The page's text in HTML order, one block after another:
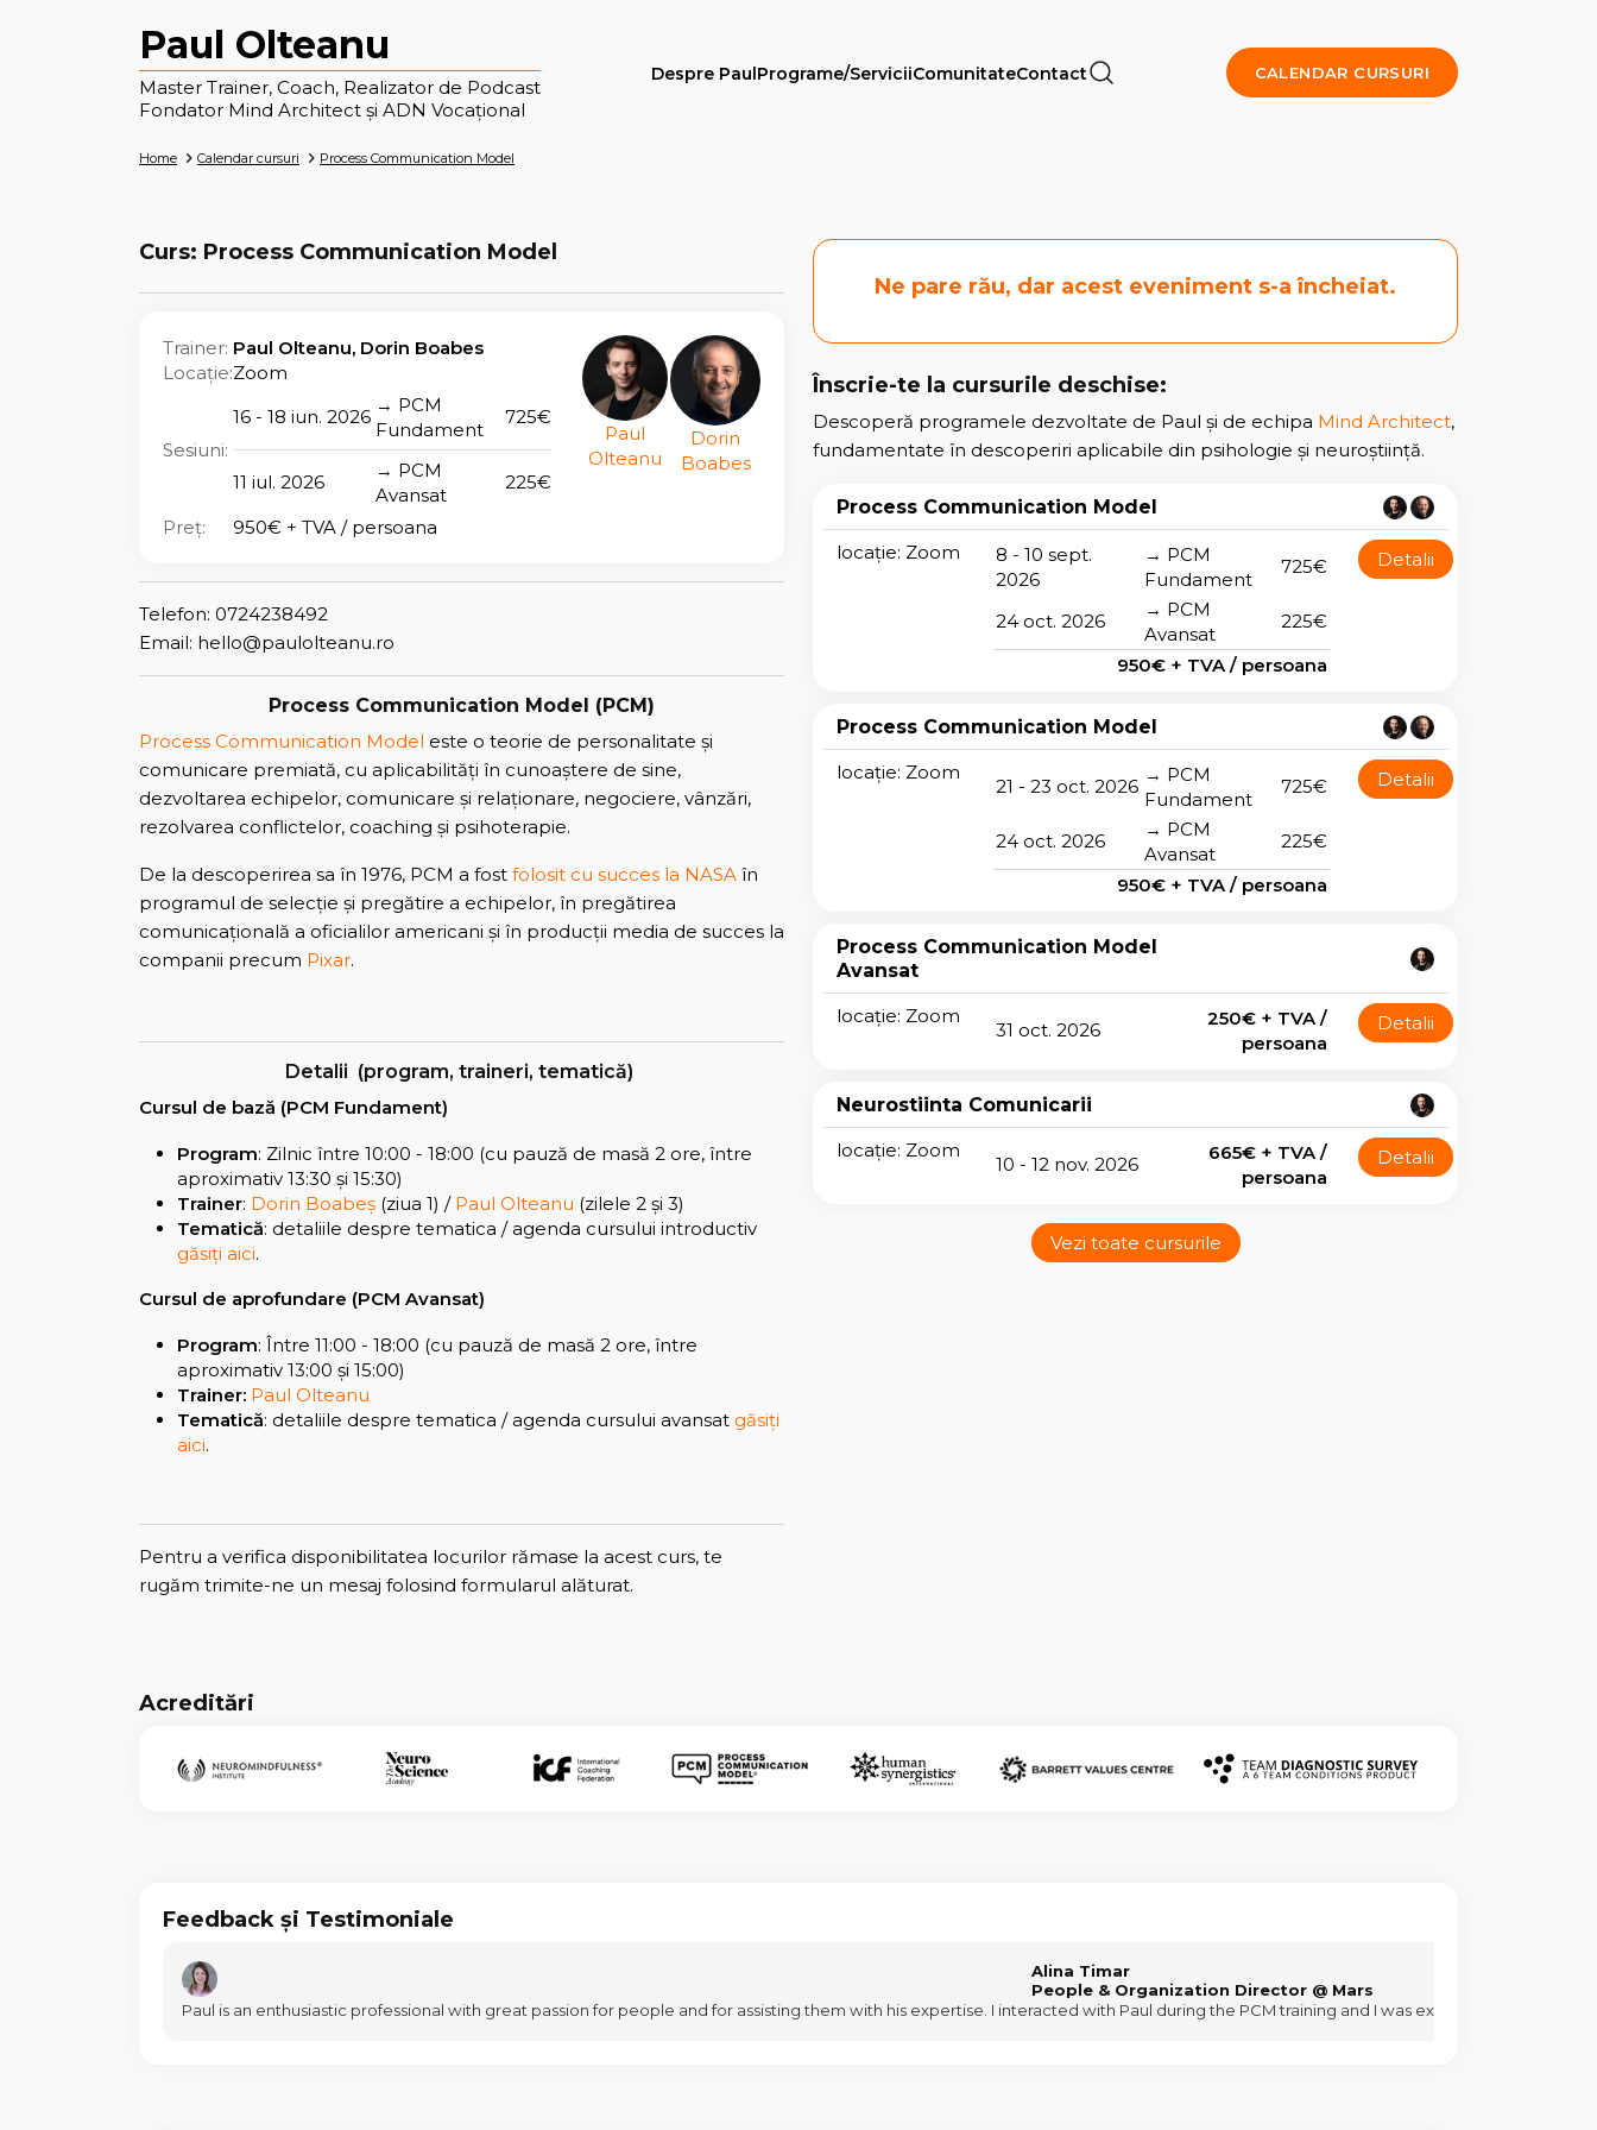
Paul Olteanu
Master Trainer, Coach, Realizator de Podcast
Fondator Mind Architect și ADN Vocațional
Despre PaulPrograme/ServiciiComunitateContact CALENDAR CURSURI
Home Calendar cursuri Process Communication Model
Curs: Process Communication Model
Trainer: Paul Olteanu, Dorin Boabes
Locație:Zoom
Sesiuni:
16 - 18 iun. 2026
→ PCM
Fundament
725€
11 iul. 2026
→ PCM
Avansat
225€
Preț:
950€ + TVA / persoana
Paul
Olteanu
Dorin
Boabes
Telefon: 0724238492
Email: hello@paulolteanu.ro
Process Communication Model (PCM)
Process Communication Model este o teorie de personalitate și
comunicare premiată, cu aplicabilități în cunoaștere de sine,
dezvoltarea echipelor, comunicare și relaționare, negociere, vânzări,
rezolvarea conflictelor, coaching și psihoterapie.
De la descoperirea sa în 1976, PCM a fost folosit cu succes la NASA în
programul de selecție și pregătire a echipelor, în pregătirea
comunicațională a oficialilor americani și în producții media de succes la
companii precum Pixar.
Detalii (program, traineri, tematică)
Cursul de bază (PCM Fundament)
Program: Zilnic între 10:00 - 18:00 (cu pauză de masă 2 ore, între
aproximativ 13:30 și 15:30)
Trainer: Dorin Boabeș (ziua 1) / Paul Olteanu (zilele 2 și 3)
Tematică: detaliile despre tematica / agenda cursului introductiv
găsiți aici.
Cursul de aprofundare (PCM Avansat)
Program: Între 11:00 - 18:00 (cu pauză de masă 2 ore, între
aproximativ 13:00 și 15:00)
Trainer: Paul Olteanu
Tematică: detaliile despre tematica / agenda cursului avansat găsiți
aici.
Pentru a verifica disponibilitatea locurilor rămase la acest curs, te
rugăm trimite-ne un mesaj folosind formularul alăturat.
Ne pare rău, dar acest eveniment s-a încheiat.
Înscrie-te la cursurile deschise:
Descoperă programele dezvoltate de Paul și de echipa Mind Architect,
fundamentate în descoperiri aplicabile din psihologie și neuroștiință.
Process Communication Model
locație: Zoom
8 - 10 sept.
2026
→ PCM
Fundament
725€
24 oct. 2026
→ PCM
Avansat
225€
950€ + TVA / persoana
Detalii
Process Communication Model
locație: Zoom
21 - 23 oct. 2026
→ PCM
Fundament
725€
24 oct. 2026
→ PCM
Avansat
225€
950€ + TVA / persoana
Detalii
Process Communication Model
Avansat
locație: Zoom
31 oct. 2026
250€ + TVA /
persoana
Detalii
Neurostiinta Comunicarii
locație: Zoom
10 - 12 nov. 2026
665€ + TVA /
persoana
Detalii
Vezi toate cursurile
Acreditări
Feedback și Testimoniale
Alina Timar
People & Organization Director @ Mars
Paul is an enthusiastic professional with great passion for people and for assisting them with his expertise. I interacted with Paul during the PCM training and I was extremely